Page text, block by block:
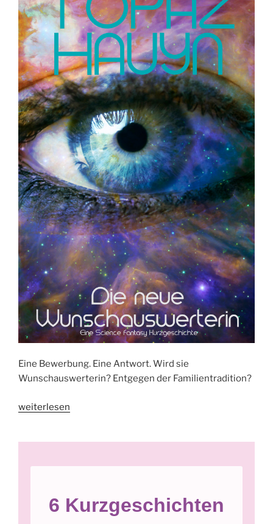
Eine Bewerbung. Eine Antwort. Wird sie
Wunschauswerterin? Entgegen der Familientradition?
„Die
weiterlesen